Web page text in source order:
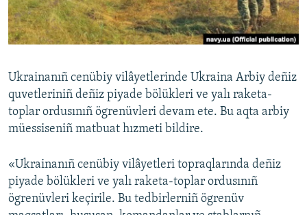
Русский
Українською
QOŞULIÑIZ!
Ukrainanıñ cenübiy vilâyetlerinde Ukraina Arbiy deñiz
quvetleriniñ deñiz piyade bölükleri ve yalı raketa-
toplar ordusınıñ ögrenüvleri devam ete. Bu aqta arbiy
müessiseniñ matbuat hızmeti bildire.
«Ukrainanıñ cenübiy vilâyetleri topraqlarında deñiz
piyade bölükleri ve yalı raketa-toplar ordusınıñ
ögrenüvleri keçirile. Bu tedbirlerniñ ögrenüv